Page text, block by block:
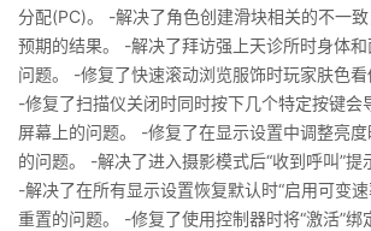
分配(PC)。 -解决了角色创建滑块相关的不一
预期的结果。 -解决了拜访强上天诊所时身体
问题。 -修复了快速滚动浏览服饰时玩家肤色看
-修复了扫描仪关闭时同时按下几个特定按键会
屏幕上的问题。 -修复了在显示设置中调整亮
的问题。 -解决了进入摄影模式后“收到呼叫”提
-解决了在所有显示设置恢复默认时“启用可变
重置的问题。 -修复了使用控制器时将“激活”绑